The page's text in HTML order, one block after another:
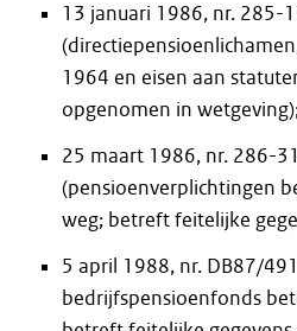
13 januari 1986, nr. 285-
1964 en eisen aan
opgenomen in
25 maart 1986, nr. 286-
(pensioenverplichtingen
weg; betreft feitelijke
5 april 1988, nr. DB87/
bedrijfspensioenfonds